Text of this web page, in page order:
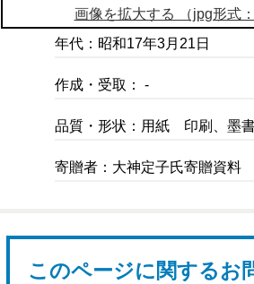
画像を拡大する （jpg形式：
年代：昭和17年3月21日
作成・受取： -
品質・形状：用紙 印刷、墨
寄贈者：大神定子氏寄贈資料
このページに関するお